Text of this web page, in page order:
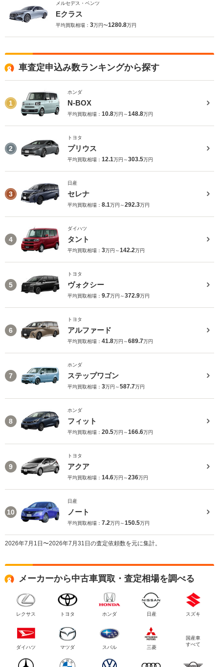
メルセデス・ベンツ
Eクラス
平均買取相場： 3万円〜1280.8万円
車査定申込み数ランキングから探す
1
ホンダ
N-BOX
平均買取相場： 10.8万円～148.8万円
2
トヨタ
プリウス
平均買取相場： 12.1万円～303.5万円
3
日産
セレナ
平均買取相場： 8.1万円～292.3万円
4
ダイハツ
タント
平均買取相場： 3万円～142.2万円
5
トヨタ
ヴォクシー
平均買取相場： 9.7万円～372.9万円
6
トヨタ
アルファード
平均買取相場： 41.8万円～689.7万円
7
ホンダ
ステップワゴン
平均買取相場： 3万円～587.7万円
8
ホンダ
フィット
平均買取相場： 20.5万円～166.6万円
9
トヨタ
アクア
平均買取相場： 14.6万円～236万円
10
日産
ノート
平均買取相場： 7.2万円～150.5万円
2026年7月1日〜2026年7月31日の査定依頼数を元に集計。
メーカーから中古車買取・査定相場を調べる
レクサス トヨタ ホンダ 日産 スズキ
ダイハツ マツダ スバル 三菱
国産車
すべて